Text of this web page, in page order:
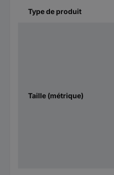
Type de produit
Taille (métrique)